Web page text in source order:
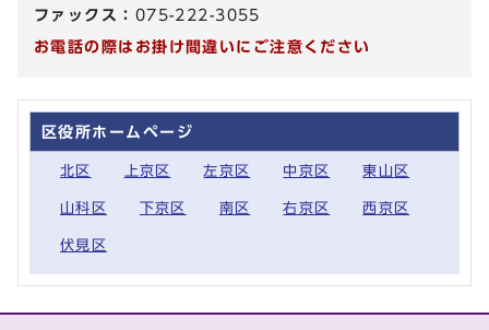
ファックス： 075-222-3055
お電話の際はお掛け間違いにご注意ください
区役所ホームページ
北区 上京区 左京区 中京区 東山区
山科区 下京区 南区 右京区 西京区
伏見区